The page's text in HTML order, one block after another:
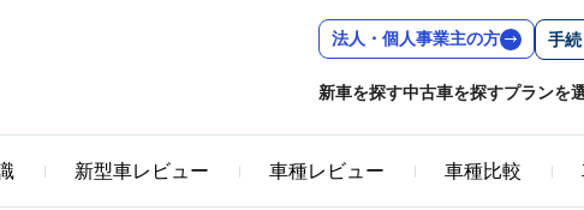
法人・個人事業主の方 手
新車を探す中古車を探すプランを
新型車レビュー 車種レビュー 車種比較